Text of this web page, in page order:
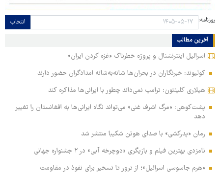
روزنامه: انتخاب
آخرین مطالب
اسرائیل اینترنشنال و پروژه خطرناک «غزه کردن ایران»
کولیوند: خبرنگاران در بحران‌ها شانه‌به‌شانه امدادگران حضور دارند
هیلاری کلینتون: ترامپ نمی‌داند چطور با ایرانی‌ها مذاکره کند
پشت‌کوهی: «مرگ اشرف غنی» می‌تواند نگاه ایرانی‌ها به افغانستان را تغییر
دهد
رمان «پدرکشی» با صدای هوتن شکیبا منتشر شد
نامزدی بهترین فیلم و بازیگری «دوچرخه آبی» در ۲ جشنواره جهانی
«هرم جاسوسی اسرائیل»؛ از ترور تا تسخیر برای نفوذ در مقاومت